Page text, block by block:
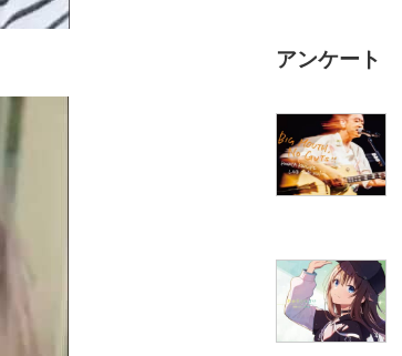
アンケート